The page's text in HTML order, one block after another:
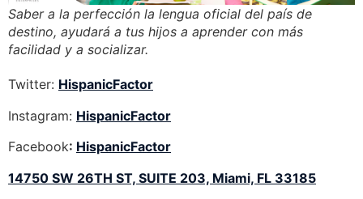
Saber a la perfección la lengua oficial del país de
destino, ayudará a tus hijos a aprender con más
facilidad y a socializar.
Twitter: HispanicFactor
Instagram: HispanicFactor
Facebook: HispanicFactor
14750 SW 26TH ST, SUITE 203, Miami, FL 33185